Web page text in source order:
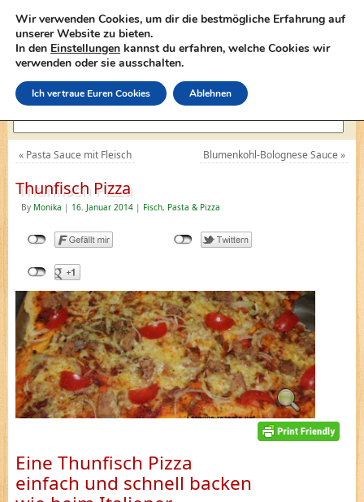
lasagne-rezepte.net
«Pasta Sauce mit Fleisch Blumenkohl-Bolognese Sauce»
Thunfisch Pizza
By Monika | 16. Januar 2014 | Fisch, Pasta & Pizza
Eine Thunfisch Pizza
einfach und schnell backen
Wir verwenden Cookies, um dir die bestmögliche Erfahrung auf
unserer Website zu bieten.
In den Einstellungen kannst du erfahren, welche Cookies wir
verwenden oder sie ausschalten.
Ich vertraue Euren Cookies Ablehnen